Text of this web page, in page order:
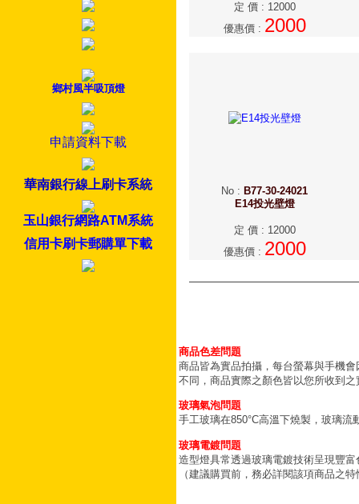
鄉村風半吸頂燈
申請資料下載
華南銀行線上刷卡系統
玉山銀行網路ATM系統
信用卡刷卡郵購單下載
定 價: 12000
優惠價: 2000
No : B77-30-24021
E14投光壁燈
定 價: 12000
優惠價: 2000
商品色差問題
商品皆為實品拍攝，每台螢幕與手機
不同，商品實際之顏色皆以您所收到之
玻璃氣泡問題
手工玻璃在850°C高溫下燒製，玻璃
玻璃電鍍問題
造型燈具常透過玻璃電鍍技術呈現豐
（建議購買前，務必詳閱該項商品之